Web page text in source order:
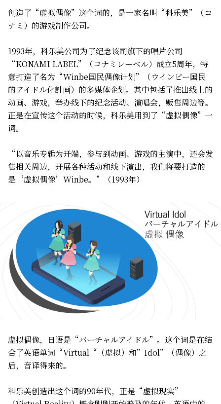
创造了“虚拟偶像”这个词的，是一家名叫“科乐美”（コ
ナミ）的游戏制作公司。
1993年，科乐美公司为了纪念该司旗下的唱片公司
“KONAMI LABEL”（コナミレーベル）成立5周年，特
意打造了名为“Winbe国民偶像计划”（ウインビー国民
的アイドル化計画）的多媒体企划。其中包括了推出线上的
动画、游戏，举办线下的纪念活动、演唱会，贩售周边等。
正是在宣传这个活动的时候，科乐美用到了“虚拟偶像”一
词。
“以音乐专辑为开端，参与到动画、游戏的主演中，还会发
售相关周边，开展各种活动和线下演出，我们将要打造的
是‘虚拟偶像’Winbe。”（1993年）
虚拟偶像，日语是“バーチャルアイドル”。这个词是在结
合了英语单词“Virtual“（虚拟）和”Idol”（偶像）之
后，音译得来的。
科乐美创造出这个词的90年代，正是“虚拟现实”